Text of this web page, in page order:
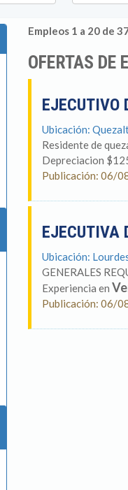
Empleos 1 a 20 de
OFERTAS DE
EJECUTIVO
Ubicación:
Residente de
Depreciacion
Publicación: 06/
EJECUTIVA
Ubicación:
GENERALES
Experiencia en
Publicación: 06/